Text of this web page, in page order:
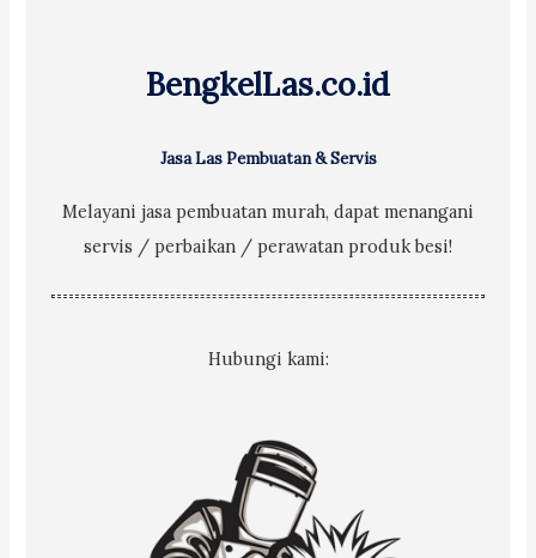
BengkelLas.co.id
Jasa Las Pembuatan & Servis
Melayani jasa pembuatan murah, dapat menangani
servis / perbaikan / perawatan produk besi!
Hubungi kami: